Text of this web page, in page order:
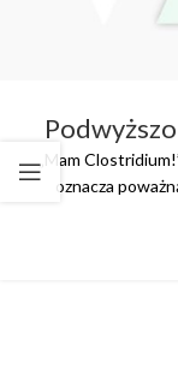
„Mam
oznacza